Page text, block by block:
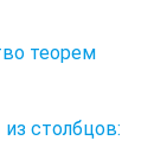
теорем
столбцов: